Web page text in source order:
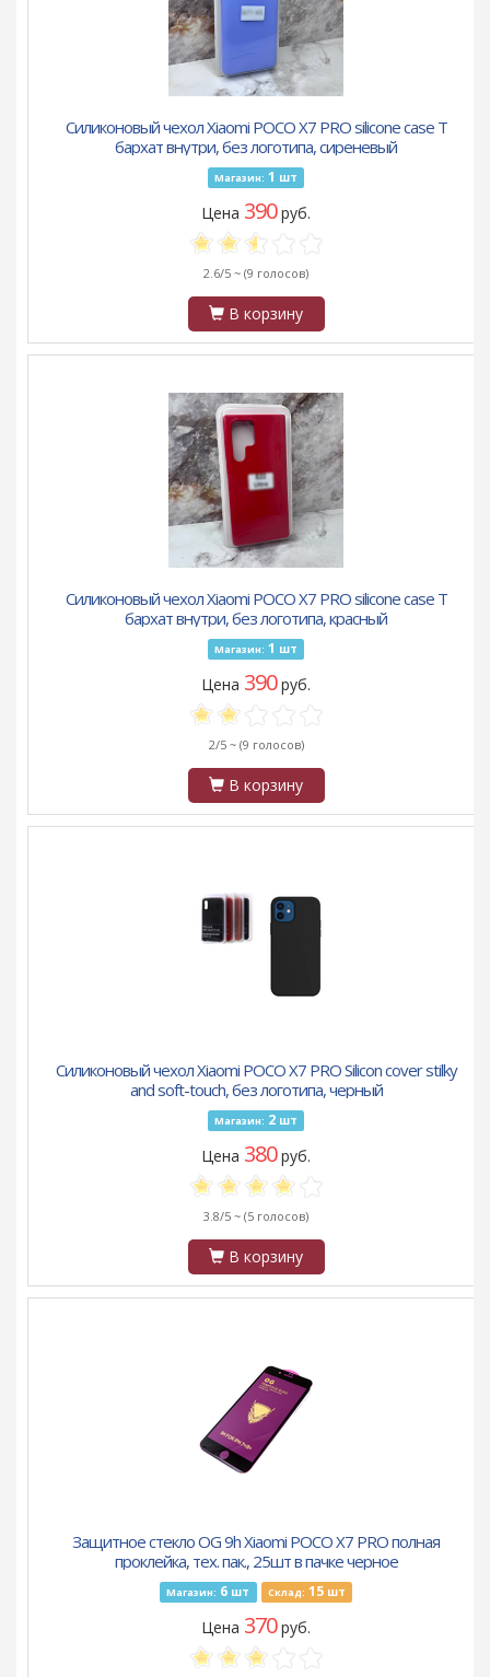
Силиконовый чехол Xiaomi POCO X7 PRO silicone case T
бархат внутри, без логотипа, сиреневый
Магазин: 1 шт
Цена 390руб.
2.6/5 ~ (9 голосов)
В корзину
Силиконовый чехол Xiaomi POCO X7 PRO silicone case T
бархат внутри, без логотипа, красный
Магазин: 1 шт
Цена 390руб.
2/5 ~ (9 голосов)
В корзину
Силиконовый чехол Xiaomi POCO X7 PRO Silicon cover stilky
and soft-touch, без логотипа, черный
Магазин: 2 шт
Цена 380руб.
3.8/5 ~ (5 голосов)
В корзину
Защитное стекло OG 9h Xiaomi POCO X7 PRO полная
проклейка, тех. пак., 25шт в пачке черное
Магазин: 6 шт Склад: 15шт
Цена 370руб.